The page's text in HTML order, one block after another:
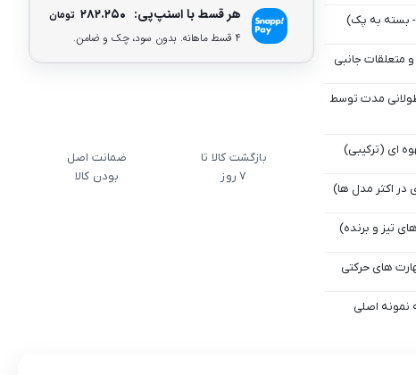
- بسته به پک)
متعلقات جانبی
مدت توسط
ای (ترکیبی)
در اکثر مدل‌ ها)
تیز و برنده)
های حرکتی
نمونه اصلی
هر قسط با اسنپ‌پی: ۲۸۲.۲۵۰ تومان
۴ قسط ماهانه. بدون سود، چک و ضامن.
بازگشت کالا تا
7 روز
ضمانت اصل
بودن کالا